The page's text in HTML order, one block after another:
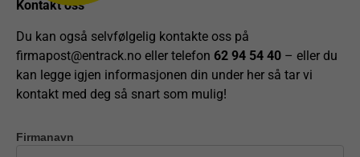
Kontakt oss
Du kan også selvfølgelig kontakte oss på
firmapost@entrack.no eller telefon 62 94 54 40 – eller du
kan legge igjen informasjonen din under her så tar vi
kontakt med deg så snart som mulig!
Kontakt
Firmanavn